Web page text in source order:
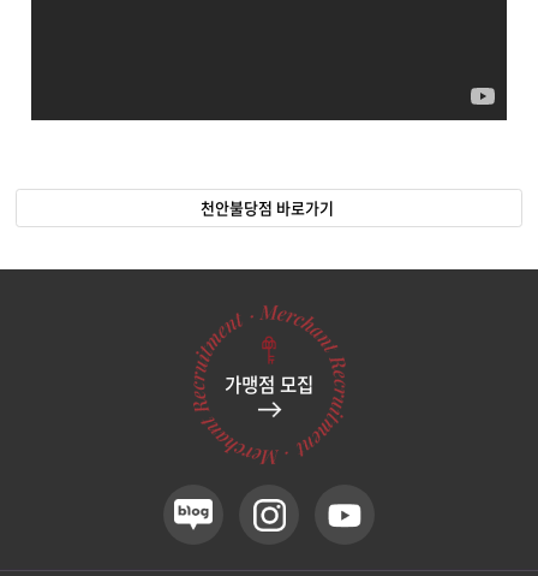
천안불당점 바로가기
가맹점 모집